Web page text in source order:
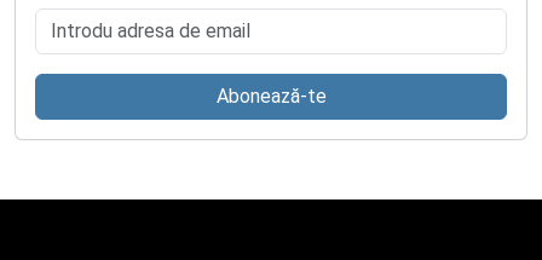
Introdu adresa de email
Abonează-te